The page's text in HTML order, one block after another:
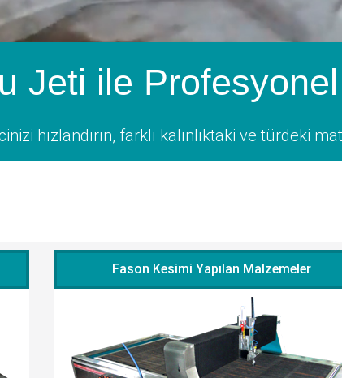
Jeti ile
hızlandırın, farklı kalınlıktaki ve türdeki
Fason Kesimi Yapılan Malzemeler